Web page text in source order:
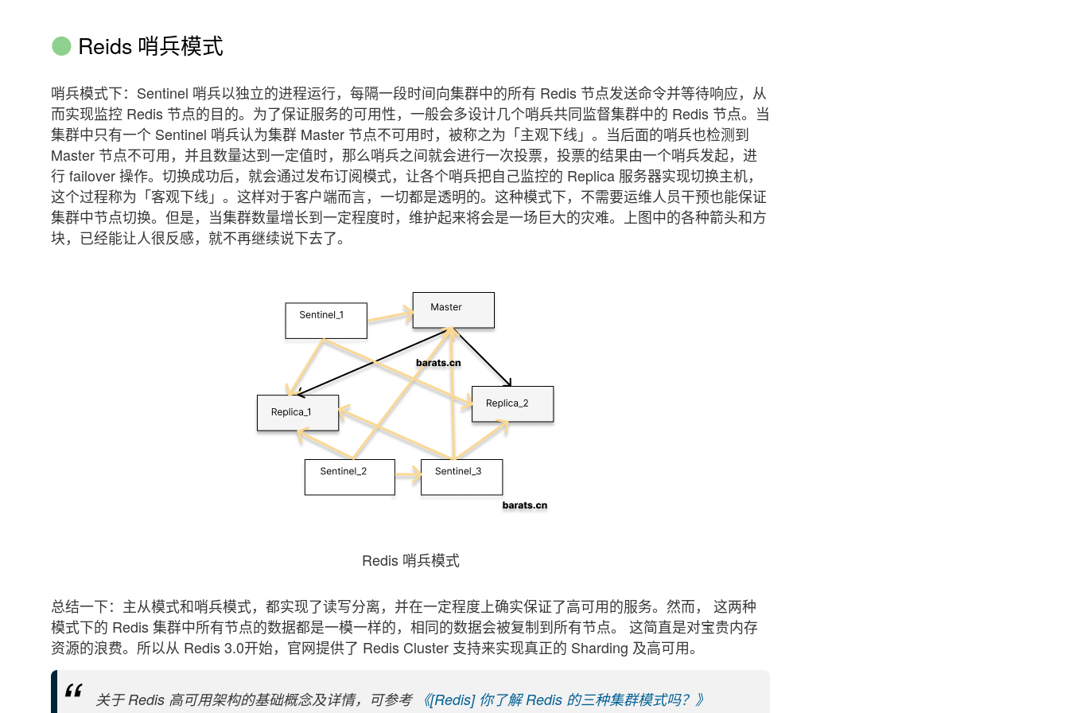
Reids 哨兵模式
哨兵模式下：Sentinel 哨兵以独立的进程运行，每隔一段时间向集群中的所有 Redis 节点发送命令并等待响应，从
而实现监控 Redis 节点的目的。为了保证服务的可用性，一般会多设计几个哨兵共同监督集群中的 Redis 节点。当
集群中只有一个 Sentinel 哨兵认为集群 Master 节点不可用时，被称之为「主观下线」。当后面的哨兵也检测到
Master 节点不可用，并且数量达到一定值时，那么哨兵之间就会进行一次投票，投票的结果由一个哨兵发起，进
行 failover 操作。切换成功后，就会通过发布订阅模式，让各个哨兵把自己监控的 Replica 服务器实现切换主机，
这个过程称为「客观下线」。这样对于客户端而言，一切都是透明的。这种模式下，不需要运维人员干预也能保证
集群中节点切换。但是，当集群数量增长到一定程度时，维护起来将会是一场巨大的灾难。上图中的各种箭头和方
块，已经能让人很反感，就不再继续说下去了。
Redis 哨兵模式
总结一下：主从模式和哨兵模式，都实现了读写分离，并在一定程度上确实保证了高可用的服务。然而， 这两种
模式下的 Redis 集群中所有节点的数据都是一模一样的，相同的数据会被复制到所有节点。
这简直是对宝贵内存
资源的浪费。所以从 Redis 3.0开始，官网提供了 Redis Cluster 支持来实现真正的 Sharding 及高可用。
关于 Redis 高可用架构的基础概念及详情，可参考 《[Redis] 你了解 Redis 的三种集群模式吗？》